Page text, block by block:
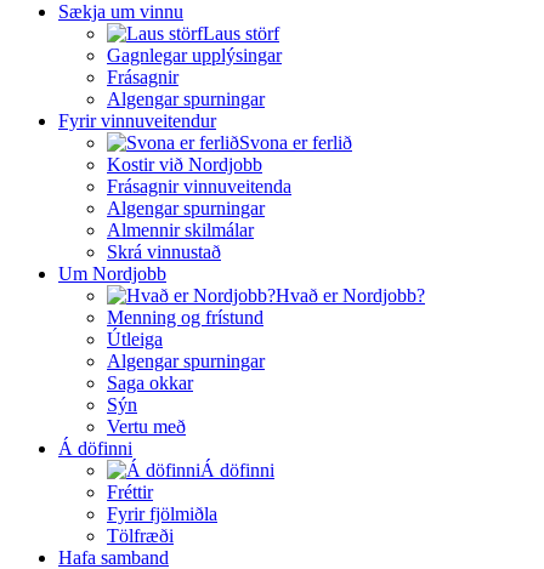
Sækja um vinnu
Laus störf
Gagnlegar upplýsingar
Frásagnir
Algengar spurningar
Fyrir vinnuveitendur
Svona er ferlið
Kostir við Nordjobb
Frásagnir vinnuveitenda
Algengar spurningar
Almennir skilmálar
Skrá vinnustað
Um Nordjobb
Hvað er Nordjobb?
Menning og frístund
Útleiga
Algengar spurningar
Saga okkar
Sýn
Vertu með
Á döfinni
Á döfinni
Fréttir
Fyrir fjölmiðla
Tölfræði
Hafa samband